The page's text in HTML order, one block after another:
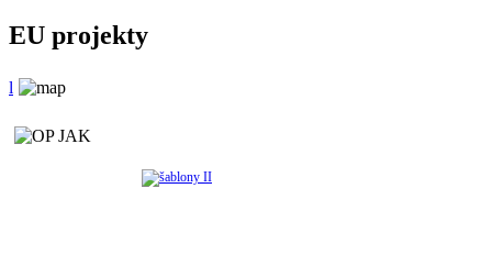
EU projekty
l